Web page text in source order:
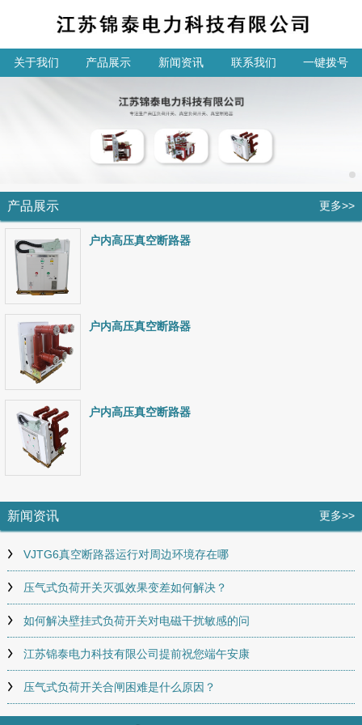
关于我们 产品展示 新闻资讯 联系我们 一键拨号
产品展示 更多>>
户内高压真空断路器
户内高压真空断路器
户内高压真空断路器
新闻资讯 更多>>
VJTG6真空断路器运行对周边环境存在哪
压气式负荷开关灭弧效果变差如何解决？
如何解决壁挂式负荷开关对电磁干扰敏感的问
江苏锦泰电力科技有限公司提前祝您端午安康
压气式负荷开关合闸困难是什么原因？